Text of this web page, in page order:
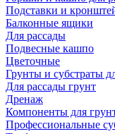
Подставки и
Балконные ящики
Для рассады
Подвесные кашпо
Цветочные
Грунты и субстраты
Для рассады грунт
Дренаж
Компоненты для
Профессиональные